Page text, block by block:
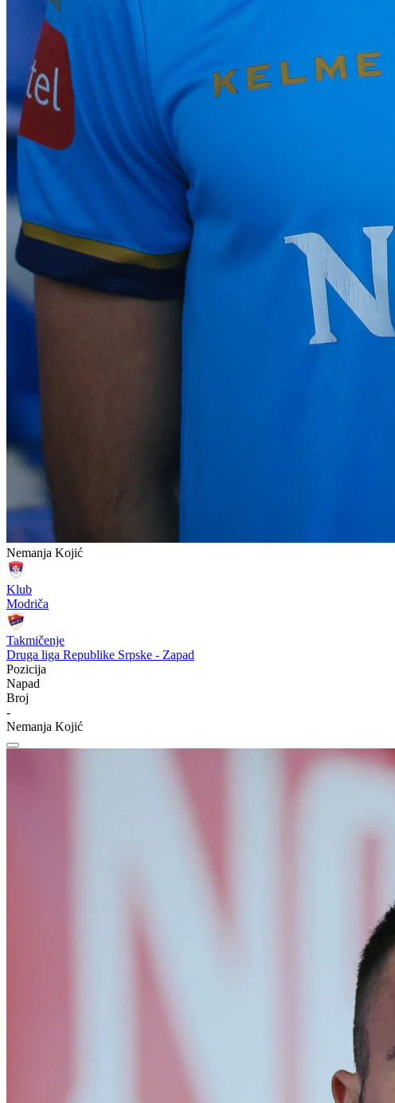
Nemanja Kojić
Klub
Modriča
Takmičenje
Druga liga Republike Srpske - Zapad
Pozicija
Napad
Broj
-
Nemanja Kojić